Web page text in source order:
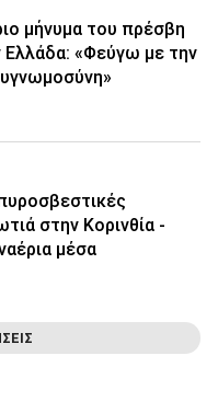
μήνυμα του πρέσβη
Ελλάδα: «Φεύγω με την
στην Κορινθία -
μέσα